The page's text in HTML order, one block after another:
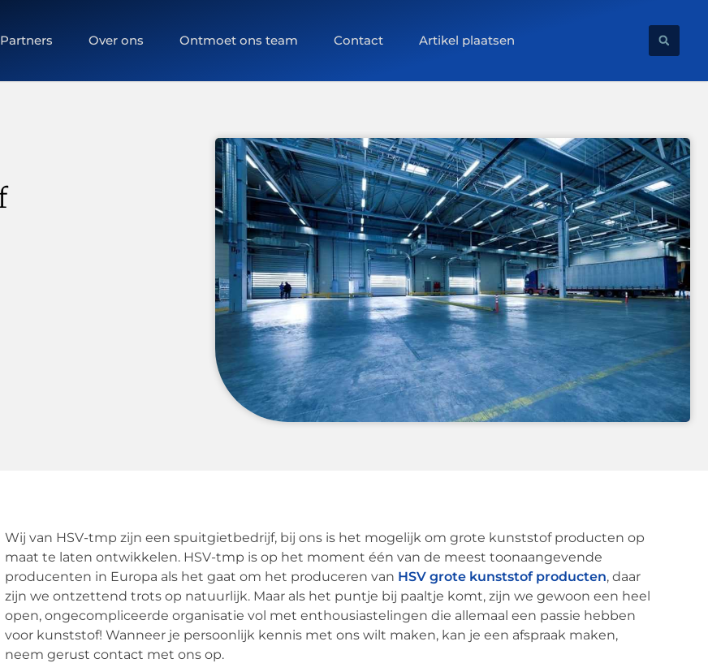
Partners Over ons Ontmoet ons team Contact Artikel plaatsen
Wij van HSV-tmp zijn een spuitgietbedrijf, bij ons is het mogelijk om grote kunststof producten op
maat te laten ontwikkelen. HSV-tmp is op het moment één van de meest toonaangevende
producenten in Europa als het gaat om het produceren van HSV grote kunststof producten, daar
zijn we ontzettend trots op natuurlijk. Maar als het puntje bij paaltje komt, zijn we gewoon een heel
open, ongecompliceerde organisatie vol met enthousiastelingen die allemaal een passie hebben
voor kunststof! Wanneer je persoonlijk kennis met ons wilt maken, kan je een afspraak maken,
neem gerust contact met ons op.